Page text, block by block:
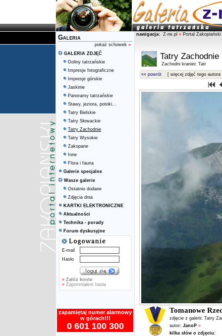
Galeria
pokaż schowek »
GALERIA ZDJĘĆ
Doliny tatrzańskie
Impresje fotograficzne
Impresje górskie
Jaskinie
Panoramy tatrzańskie
Stawy, jeziora, potoki...
Tatry Bielskie
Tatry Słowackie
Tatry Zachodnie
Tatry Wysokie
Zakopane
Inne
Flora i fauna
Galerie specjalne
Wasze galerie
Ostatnio dodane
Zdjęcia dnia
KARTKI ELEKTRONICZNE
Aktualności
Technika - porady
Forum dyskusyjne
E-mail
Hasło
» Załóż konto
» Zapomniałem hasła
zapamiętaj numer alarmowy
w górach!!!
0 601 100 300
nawigacja: Z-ne.pl » Portal Zakopiański
Tatry Zachodnie
Zachodni kraniec Tatr
«« powrót [ więcej zdjęć tego autora
Tomanowe
zdjęcie z galerii: Tatry
autor: JanoP »
kilka słów o zdjęciu: